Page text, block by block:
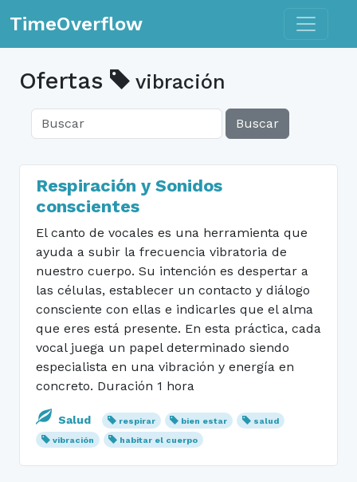
TimeOverflow Toggle
Ofertas vibración
Buscar
Respiración y Sonidos
conscientes
El canto de vocales es una herramienta que
ayuda a subir la frecuencia vibratoria de
nuestro cuerpo. Su intención es despertar a
las células, establecer un contacto y diálogo
consciente con ellas e indicarles que el alma
que eres está presente. En esta práctica, cada
vocal juega un papel determinado siendo
especialista en una vibración y energía en
concreto. Duración 1 hora
Salud respirar bien estar
salud
vibración
habitar el cuerpo